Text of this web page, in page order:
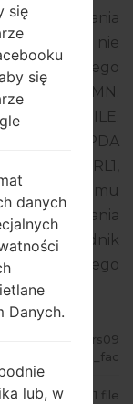
2016, ale nie
Twojego
SM-J710MN.
CHL z CHILE.
PDA
systemu
poradnik
układowego
89dcu_fac
1 file
się
się
danych
Danych.
lub, w